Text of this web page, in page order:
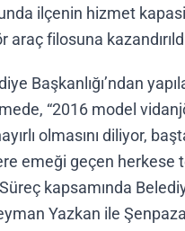
ilçenin hizmet
araç filosuna
Başkanlığı’ndan
“2016 model
olmasını diliyor,
emeği geçen herkese
kapsamında
Yazkan ile